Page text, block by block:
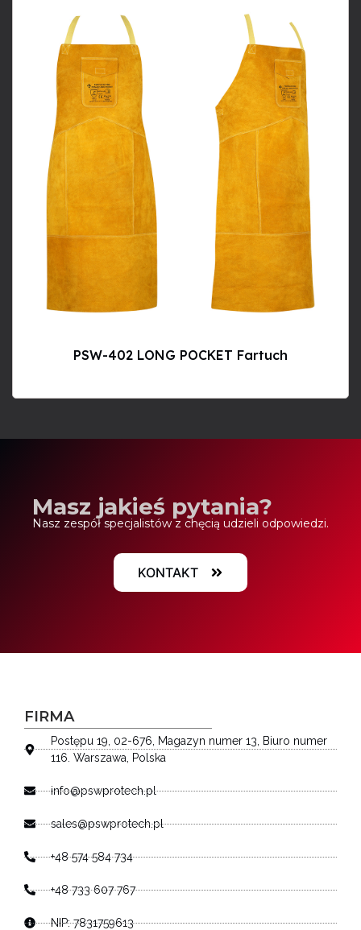
PSW-402 LONG POCKET Fartuch
Masz jakieś pytania?
Nasz zespół specjalistów z chęcią udzieli odpowiedzi.
KONTAKT
FIRMA
Postępu 19, 02-676, Magazyn numer 13, Biuro numer
116. Warszawa, Polska
info@pswprotech.pl
sales@pswprotech.pl
+48 574 584 734
+48 733 607 767
NIP: 7831759613